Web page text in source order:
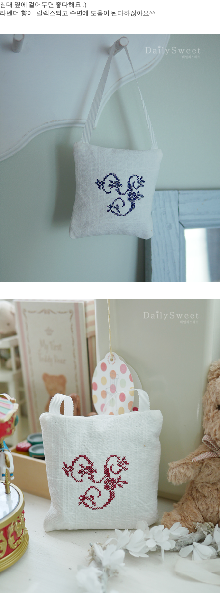
침대 옆에 걸어두면 좋다해요 :)
라벤더 향이 릴렉스되고 수면에 도움이 된다하잖아요^^